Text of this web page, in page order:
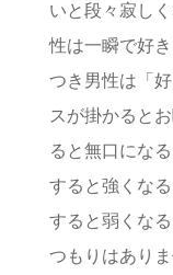
いと段々寂し
性は一瞬で好
つき男性は「
スが掛かると
ると無口にな
すると強くな
すると弱くな
つもりはあり